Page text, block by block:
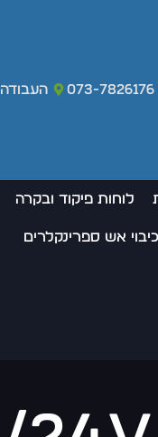
073-7826176 העבודה 8 אור יהודה - מרכז לוגיסטי
לוחות פיקוד ובקרה
אש ספרינקלרים